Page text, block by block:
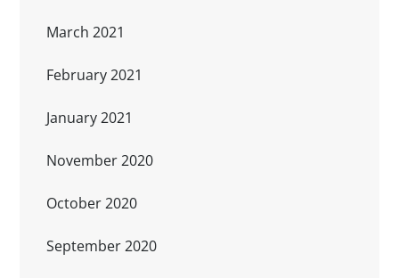
March 2021
February 2021
January 2021
November 2020
October 2020
September 2020